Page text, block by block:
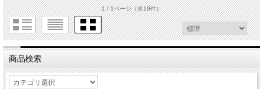
1 / 1ページ（全19件）
商品検索